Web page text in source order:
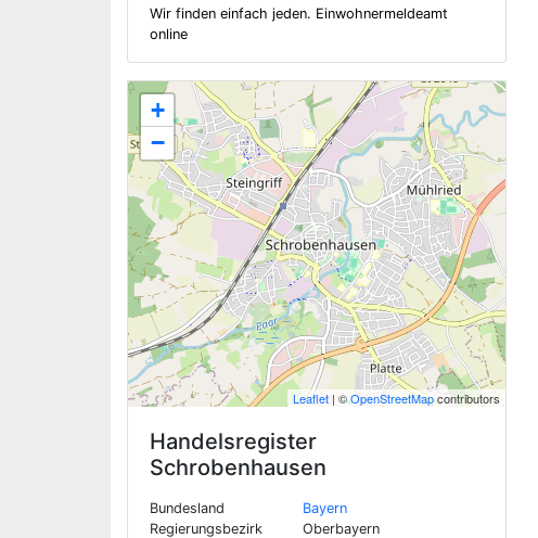
Wir finden einfach jeden. Einwohnermeldeamt
online
+
−
Leaflet| ©OpenStreetMapcontributors
Handelsregister
Schrobenhausen
Bundesland
Bayern
Regierungsbezirk
Oberbayern